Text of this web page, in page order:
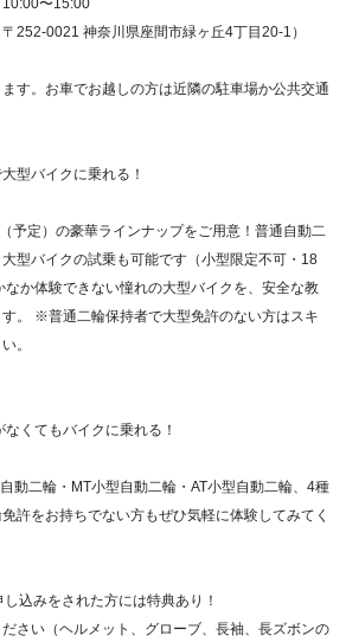
252-0021 神奈川県座間市緑ヶ丘4丁目20-1）
す。お車でお越しの方は近隣の駐車場か公共交通
型バイクに乗れる！
予定）の豪華ラインナップをご用意！普通自動二
型バイクの試乗も可能です（小型限定不可・18
なか体験できない憧れの大型バイクを、安全な教
。 ※普通二輪保持者で大型免許のない方はスキ
。
くてもバイクに乗れる！
動二輪・MT小型自動二輪・AT小型自動二輪、4種
許をお持ちでない方もぜひ気軽に体験してみてく
込みをされた方には特典あり！
さい（ヘルメット、グローブ、長袖、長ズボンの